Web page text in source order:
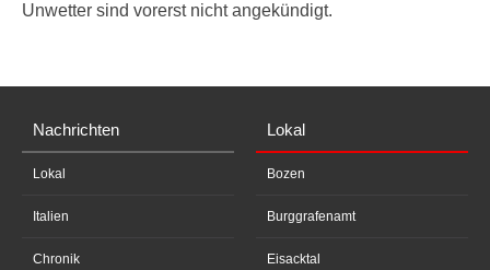
Unwetter sind vorerst nicht angekündigt.
Nachrichten
Lokal
Italien
Chronik
Lokal
Bozen
Burggrafenamt
Eisacktal